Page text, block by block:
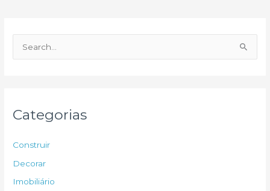
e
p
Categorias
Construir
Decorar
Imobiliário